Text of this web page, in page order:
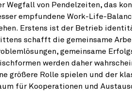
Wegfall von Pendelzeiten, das
empfundene Work-Life-
Erstens ist der Betrieb
schafft die gemeinsame
gemeinsame
werden daher
größere Rolle spielen und der
für Kooperationen und